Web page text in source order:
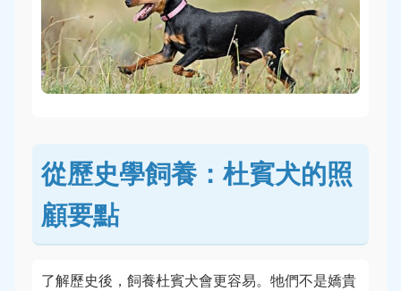
從歷史學飼養：杜賓犬的照
顧要點
了解歷史後，飼養杜賓犬會更容易。牠們不是嬌貴